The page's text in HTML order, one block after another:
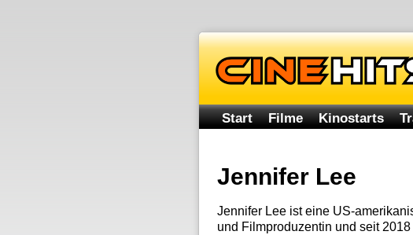
Start Filme Kinostarts
Jennifer Lee
Jennifer Lee ist eine US-
und Filmproduzentin und seit